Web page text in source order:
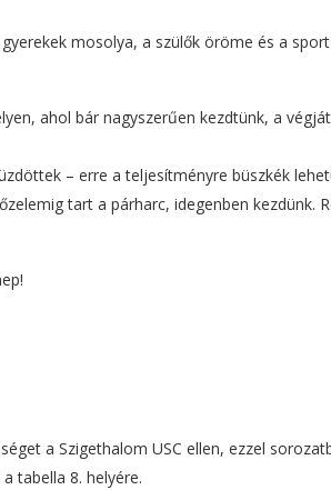
mosolya, a szülők öröme és a sport
ahol bár nagyszerűen kezdtünk, a
– erre a teljesítményre büszkék
tart a párharc, idegenben kezdünk.
a Szigethalom USC ellen, ezzel
tabella 8. helyére.